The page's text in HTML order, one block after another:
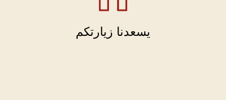
يسعدنا زيارتكم